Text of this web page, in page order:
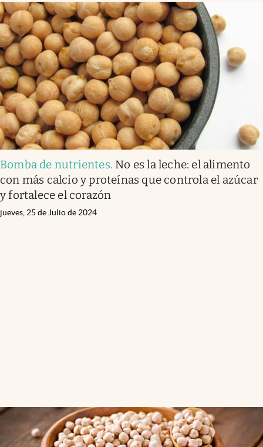
Bomba de nutrientes. No es la leche: el alimento
con más calcio y proteínas que controla el azúcar
y fortalece el corazón
jueves, 25 de Julio de 2024